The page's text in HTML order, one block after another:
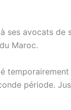
ses avocats de
Maroc.
période.